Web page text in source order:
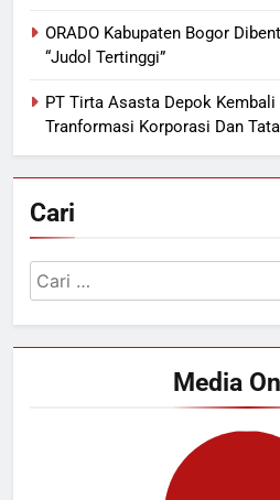
ORADO Kabupaten Bogor
“Judol Tertinggi”
PT Tirta Asasta Depok Kembali
Tranformasi Korporasi Dan
Cari
Cari
untuk:
Media